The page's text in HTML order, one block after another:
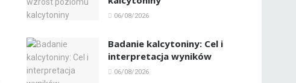
06/08/2026
Badanie kalcytoniny: Cel i
interpretacja wyników
06/08/2026